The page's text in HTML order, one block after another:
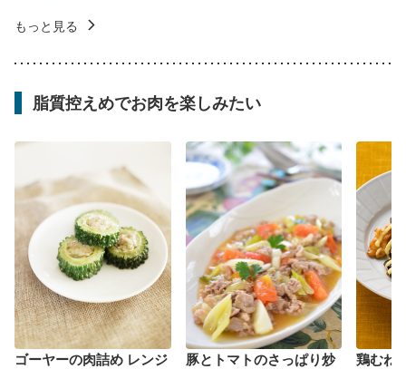
もっと見る
脂質控えめでお肉を楽しみたい
ゴーヤーの肉詰め レンジ 豚とトマトのさっぱり炒 鶏むね